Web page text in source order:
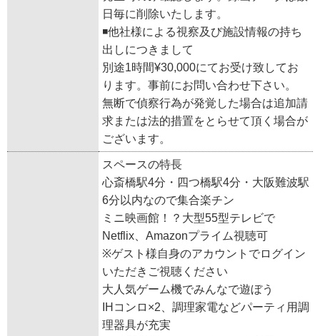
日毎に削除いたします。
◾️他社様による視察及び施設情報の持ち
出しにつきまして
別途1時間¥30,000にてお受け致してお
ります。事前にお問い合わせ下さい。
無断で偵察行為が発覚した場合は追加請
求または法的措置をとらせて頂く場合が
ございます。
スペースの特長
心斎橋駅4分・四つ橋駅4分・大阪難波駅
6分以内なので集合楽チン
ミニ映画館！？大型55型テレビで
Netflix、Amazonプライム視聴可
※ゲスト様自身のアカウントでログイン
いただきご視聴ください
大人気ゲーム機でみんなで遊ぼう
IHコンロ×2、調理家電などパーティ用調
理器具が充実